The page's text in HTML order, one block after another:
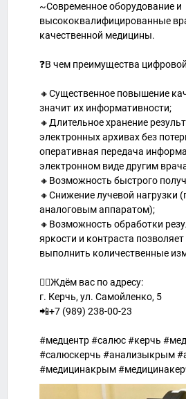
~Современное оборудование и
высококвалифицированные
качественной медицины.
❓В чем преимущества
🔸Существенное повышение
значит их информативности;
🔸Длительное хранение
электронных архивах без
оперативная передача
электронном виде другим
🔸Возможность быстрого
🔸Снижение лучевой нагрузки
аналоговым аппаратом);
🔸Возможность обработки
яркости и контраста
выполнить количественные
👉🏻Ждём вас по адресу:
г. Керчь, ул. Самойленко, 5
📲+7 (989) 238-00-23
#медцентр #салюс #керчь
#салюскерчь #анализыкрым
#медицинакрым